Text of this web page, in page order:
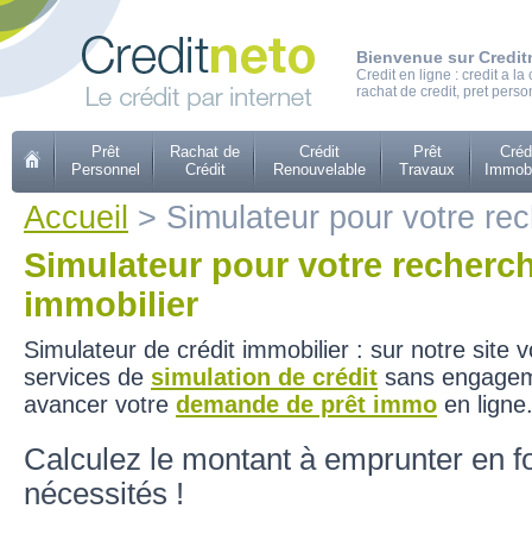
Bienvenue sur
Credit en ligne : credit a la
rachat de credit, pret
Prêt
Personnel
Rachat de
Crédit
Crédit
Renouvelable
Prêt
Travaux
Accueil > Simulateur pour votre
Simulateur pour votre
immobilier
Simulateur de crédit immobilier : sur notre site
services de simulation de crédit sans
avancer votre demande de prêt immo en ligne.
Calculez le montant à emprunter en
nécessités !